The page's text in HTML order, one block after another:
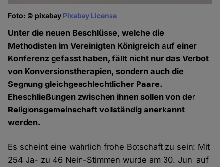
Foto: © pixabay Pixabay License
Unter die neuen Beschlüsse, welche die
Methodisten im Vereinigten Königreich auf einer
Konferenz gefasst haben, fällt nicht nur das Verbot
von Konversionstherapien, sondern auch die
Segnung gleichgeschlechtlicher Paare.
Eheschließungen zwischen ihnen sollen von der
Religionsgemeinschaft vollständig anerkannt
werden.
Es scheint eine wahrlich frohe Botschaft zu sein: Mit
254 Ja- zu 46 Nein-Stimmen wurde am 30. Juni auf